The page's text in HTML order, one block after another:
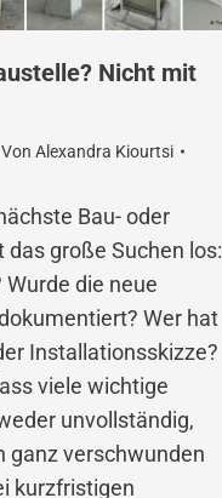
Nicht mit
Von Alexandra Kiourtsi
Bau- oder
das große Suchen los:
Wurde die neue
Wer hat
Installationsskizze?
viele wichtige
unvollständig,
ganz verschwunden
kurzfristigen